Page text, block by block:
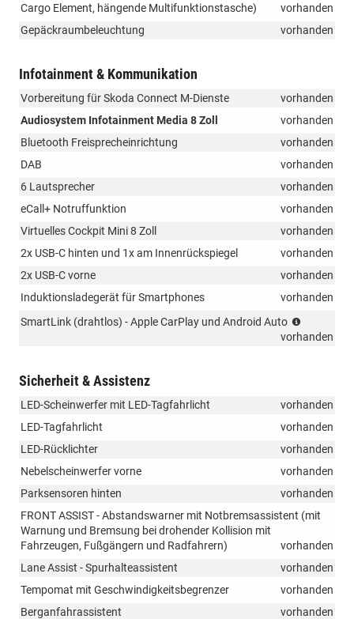
Cargo Element, hängende Multifunktionstasche)
vorhanden
Gepäckraumbeleuchtung
vorhanden
Infotainment & Kommunikation
Vorbereitung für Skoda Connect M-Dienste
vorhanden
Audiosystem Infotainment Media 8 Zoll
vorhanden
Bluetooth Freisprecheinrichtung
vorhanden
DAB
vorhanden
6 Lautsprecher
vorhanden
eCall+ Notruffunktion
vorhanden
Virtuelles Cockpit Mini 8 Zoll
vorhanden
2x USB-C hinten und 1x am Innenrückspiegel
vorhanden
2x USB-C vorne
vorhanden
Induktionsladegerät für Smartphones
vorhanden
SmartLink (drahtlos) - Apple CarPlay und Android Auto
integriert,
vorhanden
Sicherheit & Assistenz
LED-Scheinwerfer mit LED-Tagfahrlicht
vorhanden
LED-Tagfahrlicht
vorhanden
LED-Rücklichter
vorhanden
Nebelscheinwerfer vorne
vorhanden
Parksensoren hinten
vorhanden
FRONT ASSIST - Abstandswarner mit Notbremsassistent (mit
Warnung und Bremsung bei drohender Kollision mit
Fahrzeugen, Fußgängern und Radfahrern)
vorhanden
Lane Assist - Spurhalteassistent
vorhanden
Tempomat mit Geschwindigkeitsbegrenzer
vorhanden
Berganfahrassistent
vorhanden